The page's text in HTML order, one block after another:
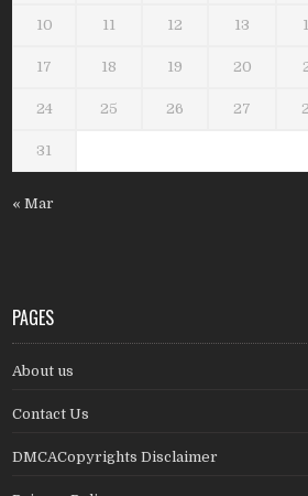
10 11 12 13
17 18 19 20
24 25 26 27
31
« Mar
PAGES
About us
Contact Us
DMCACopyrights Disclaimer